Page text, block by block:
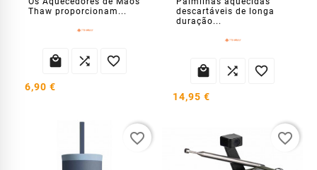
Thaw proporcionam...
  
6,90 €
descartáveis ​​de longa
duração...
  
14,95 €
favorite_border favorite_border